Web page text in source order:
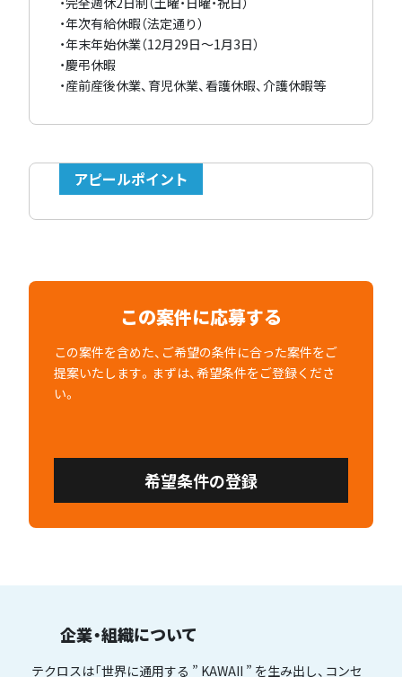
・年次有給休暇（法定通り）
・年末年始休業（12月29日～1月3日）
・慶弔休暇
・産前産後休業、育児休業、看護休暇、介護休暇等
アピールポイント
この案件に応募する
この案件を含めた、ご希望の条件に合った案件をご
提案いたします。まずは、希望条件をご登録くださ
い。
希望条件の登録
企業・組織について
テクロスは「世界に通用する ” KAWAII ” を生み出し、コンセ